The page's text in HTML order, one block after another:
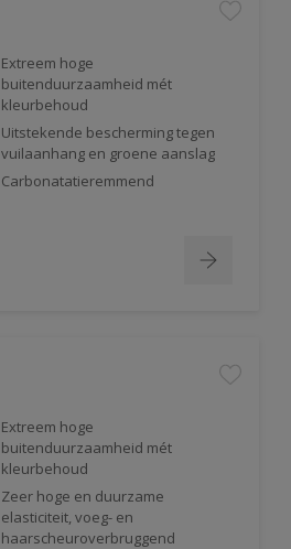
Extreem hoge
buitenduurzaamheid mét
kleurbehoud
Uitstekende bescherming tegen
vuilaanhang en groene aanslag
Carbonatatieremmend
Extreem hoge
buitenduurzaamheid mét
kleurbehoud
Zeer hoge en duurzame
elasticiteit, voeg- en
haarscheuroverbruggend